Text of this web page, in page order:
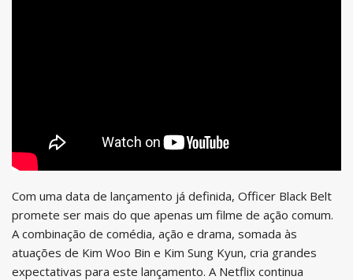
Com uma data de lançamento já definida, Officer Black Belt
promete ser mais do que apenas um filme de ação comum.
A combinação de comédia, ação e drama, somada às
atuações de Kim Woo Bin e Kim Sung Kyun, cria grandes
expectativas para este lançamento. A Netflix continua